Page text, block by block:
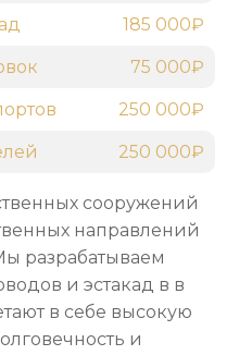
сооружений
направлений
разрабатываем
и эстакад в в
в себе высокую
и
185 000₽
75 000₽
250 000₽
250 000₽